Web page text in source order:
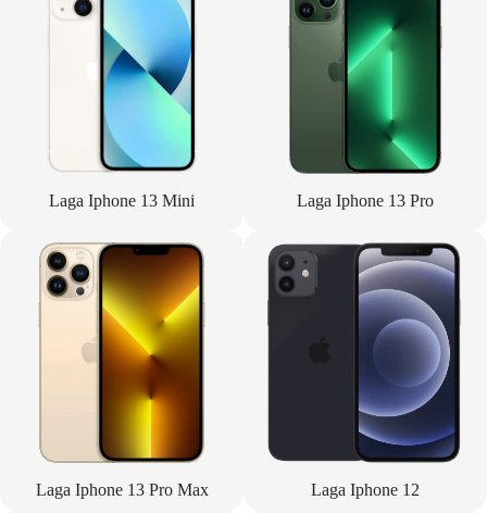
Laga Iphone 13 Mini Laga Iphone 13 Pro
Laga Iphone 13 Pro Max Laga Iphone 12